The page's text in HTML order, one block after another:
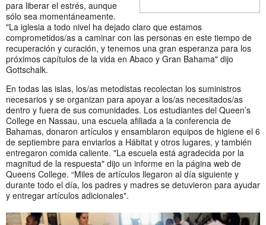
para liberar el estrés, aunque
sólo sea momentáneamente.
"La iglesia a todo nivel ha dejado claro que estamos
comprometidos/as a caminar con las personas en este tiempo de
recuperación y curación, y tenemos una gran esperanza para los
próximos capítulos de la vida en Abaco y Gran Bahama" dijo
Gottschalk.
En todas las islas, los/as metodistas recolectan los suministros
necesarios y se organizan para apoyar a los/as necesitados/as
dentro y fuera de sus comunidades. Los estudiantes del Queen’s
College en Nassau, una escuela afiliada a la conferencia de
Bahamas, donaron artículos y ensamblaron equipos de higiene el 6
de septiembre para enviarlos a Hábitat y otros lugares, y también
entregaron comida caliente. "La escuela está agradecida por la
magnitud de la respuesta" dijo un informe en la página web de
Queens College. “Miles de artículos llegaron al día siguiente y
durante todo el día, los padres y madres se detuvieron para ayudar
y entregar artículos adicionales".